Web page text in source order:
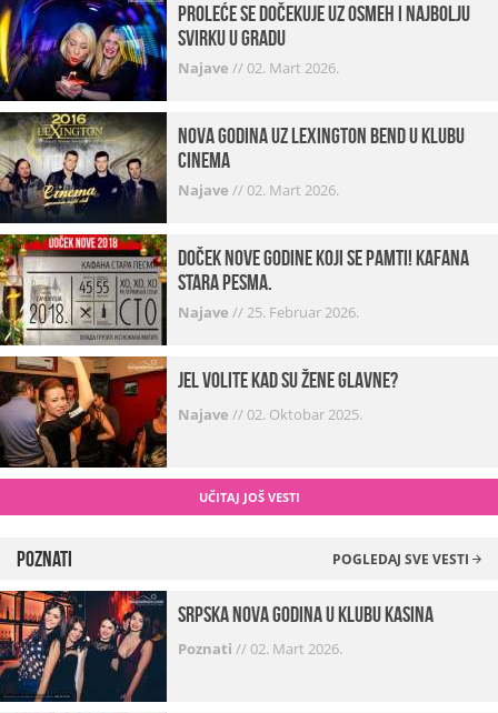
Proleće se dočekuje uz osmeh i najbolju
svirku u gradu
Najave //02. Mart 2026.
Nova godina uz Lexington bend u klubu
Cinema
Najave //02. Mart 2026.
Doček Nove godine koji se pamti! Kafana
Stara pesma.
Najave //25. Februar 2026.
Jel volite kad su žene glavne?
Najave //02. Oktobar 2025.
UČITAJ JOŠ VESTI
Poznati POGLEDAJ SVE VESTI
Srpska Nova godina u klubu Kasina
Poznati //02. Mart 2026.